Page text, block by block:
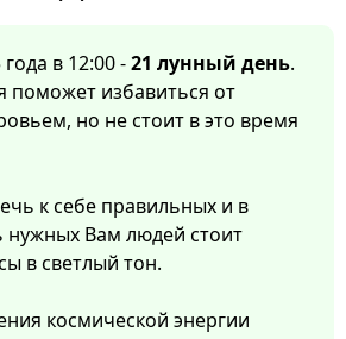
в 12:00 -21 лунный день.
поможет избавиться от
но не стоит в это время
к себе правильных и в
нужных Вам людей стоит
в светлый тон.
космической энергии